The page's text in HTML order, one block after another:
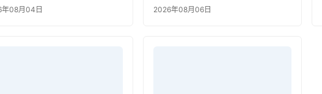
08月04日 2026年08月06日